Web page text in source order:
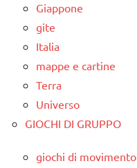
Giappone
gite
Italia
mappe e cartine
Terra
Universo
GIOCHI DI GRUPPO
giochi di movimento